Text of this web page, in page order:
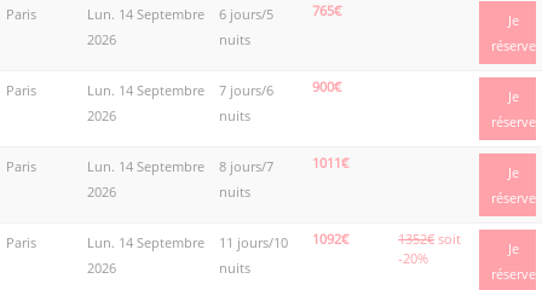
Paris
Lun. 14 Septembre
2026
6 jours/5
nuits
765€
Je
réserve
Paris
Lun. 14 Septembre
2026
7 jours/6
nuits
900€
Je
réserve
Paris
Lun. 14 Septembre
2026
8 jours/7
nuits
1011€
Je
réserve
Paris
Lun. 14 Septembre
2026
11 jours/10
nuits
1092€ 1352€ soit
-20%
Je
réserve